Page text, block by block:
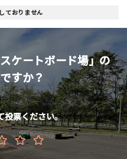
ましたら
ておりません
ケートボード場」の
すか？
投票ください。